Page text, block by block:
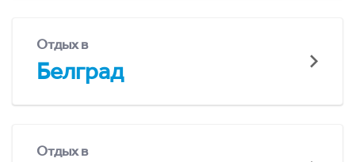
Отдых в
Белград
Отдых в